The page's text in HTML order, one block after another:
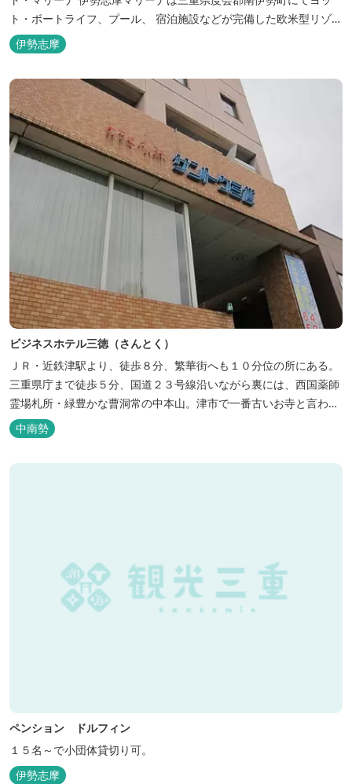
ト・ボートライフ、プール、 宿泊施設などが完備した欧米型リゾー
ト・マリーナの管理・運営を行っております。
伊勢志摩
ビジネスホテル三徳（さんとく）
ＪＲ・近鉄津駅より、徒歩８分、繁華街へも１０分位の所にある。
三重県庁まで徒歩５分、国道２３号線沿いながら裏には、西国薬師
霊場札所・緑豊かな曹洞常の中本山。津市で一番古いお寺と言われ
る塔世山四天王寺があります。
中南勢
ペンション ドルフィン
１５名～で小団体貸切り可。
伊勢志摩